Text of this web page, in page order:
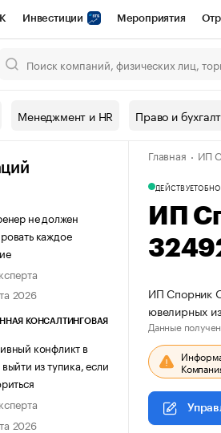
Инвестиции Мероприятия
Конференции СПб Спецпроекты
Рынок наличной
Менеджмент и HR Право и
не должен
каждое
2026
КОНСАЛТИНГОВАЯ
конфликт в
из тупика, если
2026
Главная ИП
ДЕЙСТВУЕТ
ИП
ИП Спорник
ювелирных
Данные